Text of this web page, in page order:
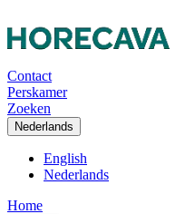
Contact
Perskamer
Zoeken
Nederlands
English
Nederlands
Home